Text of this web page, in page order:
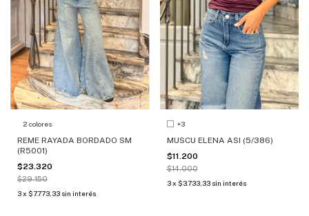
2 colores
REME RAYADA BORDADO SM
(R5001)
$23.320
$29.150
3x $7.773,33 sin interés
+3
MUSCU ELENA ASI (5/386)
$11.200
$14.000
3 x $3.733,33 sin interés